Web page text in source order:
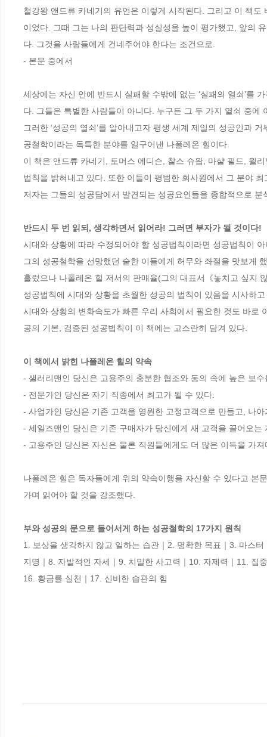
철강왕 앤드류 카네기의 유언은 이렇게 시작된다. 그리고 이 책
이었다. 그때 그는 나의 판단력과 성실성을 높이 평가했고, 앞의
다. 그것을 사람들에게 건네주어야 한다는 조건으로.
- 본문 중에서
세상에는 자신 안에 반드시 실패할 수밖에 없는 ‘실패의 열쇠’를
다. 그들은 특별한 사람들이 아니다. 누구든 그 두 가지 열쇠 중에
그러한 ‘성공의 열쇠’를 알아내고자 평생 세계 제일의 성공인과
공철학이라는 독특한 분야를 일구어낸 나폴레온 힐이다.
이 책은 앤드류 카네기, 토머스 에디슨, 찰스 슈왑, 마샬 필드, 윌
법칙을 밝혀내고 있다. 또한 이들이 평범한 회사원에서 그 분야
저자는 그들의 성공담에서 발견되는 성공요인들을 종합적으로 분
반드시 두 번 읽되, 생각하면서 읽어라! 그러면 부자가 될 것이다!
시대와 상황에 따라 수정되어야 할 성공법칙이라면 성공법칙이
그의 성공철학을 선망했던 숱한 이들에게 허무와 좌절을 맛보게
흘렀으나 나폴레온 힐 저서의 판매율(그의 대표서《놓치고 싶지
성공법칙에 시대와 상황을 초월한 성공의 법칙이 있음을 시사하
시대와 상황의 변화속도가 빠른 우리 사회에서 필요한 것도 바로
공의 기본, 검증된 성공법칙이 이 책에는 고스란히 담겨 있다.
이 책에서 밝힌 나폴레온 힐의 약속
- 샐러리맨인 당신은 고용주의 충분한 협조와 동의 속에 높은 보
- 전문가인 당신은 자기 직종에서 최고가 될 수 있다.
- 사업가인 당신은 기존 고객을 영원한 고정고객으로 만들고, 나
- 세일즈맨인 당신은 기존 구매자가 당신에게 새 고객을 끌어오는
- 고용주인 당신은 자신은 물론 직원들에게도 더 많은 이득을 가
나폴레온 힐은 독자들에게 위의 약속이행을 자신할 수 있다고 본
가며 읽어야 할 것을 강조했다.
부와 성공의 문으로 들어서게 하는 성공철학의 17가지 원칙
1. 보상을 생각하지 않고 일하는 습관｜2. 명확한 목표｜3. 마스
지명｜8. 자발적인 자세｜9. 치밀한 사고력｜10. 자제력｜11. 집
16. 황금률 실천｜17. 신비한 습관의 힘